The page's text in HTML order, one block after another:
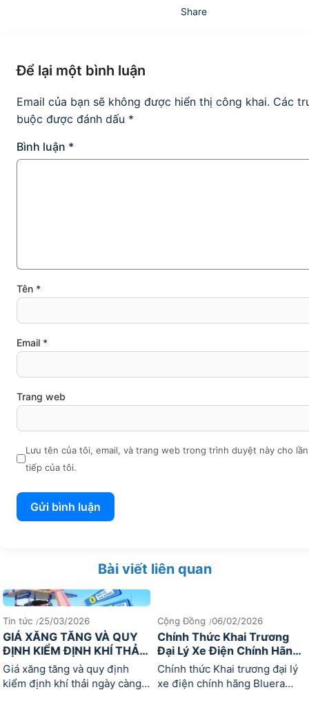
Share
Để lại một bình luận
Email của bạn sẽ không được hiển thị công khai. Các
buộc được đánh dấu *
Bình luận *
Tên *
Email *
Trang web
Lưu tên của tôi, email, và trang web trong trình duyệt này cho
tiếp của tôi.
Bài viết liên quan
Tin tức 25/03/2026
GIÁ XĂNG TĂNG VÀ QUY
ĐỊNH KIỂM ĐỊNH KHÍ THẢI
2026: VÌ SAO XE ĐIỆN TIẾT
KIỆM BLUERA VIỆT NHẬT
TRỞ THÀNH LỰA CHỌN
Giá xăng tăng và quy định
kiểm định khí thải ngày càng
Cộng Đồng 06/02/2026
Chính Thức Khai Trương
Đại Lý Xe Điện Chính Hãng
Bluera Việt Nhật Ron Bike
Pro Tại Cần Thơ
Chính thức Khai trương đại lý
xe điện chính hãng Bluera